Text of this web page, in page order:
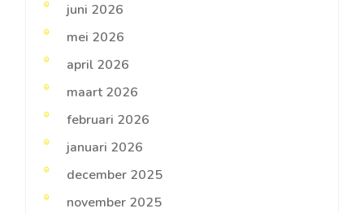
juni 2026
mei 2026
april 2026
maart 2026
februari 2026
januari 2026
december 2025
november 2025